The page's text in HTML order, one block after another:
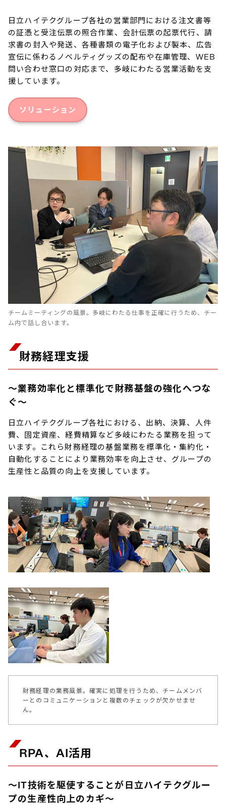
日立ハイテクグループ各社の営業部門における注文書等
の証憑と受注伝票の照合作業、会計伝票の起票代行、請
求書の封入や発送、各種書類の電子化および製本、広告
宣伝に係わるノベルティグッズの配布や在庫管理、WEB
問い合わせ窓口の対応まで、多岐にわたる営業活動を支
援しています。
ソリューション
チームミーティングの風景。多岐にわたる仕事を正確に行うため、チー
ム内で話し合います。
財務経理支援
～業務効率化と標準化で財務基盤の強化へつな
ぐ～
日立ハイテクグループ各社における、出納、決算、人件
費、固定資産、経費精算など多岐にわたる業務を担って
います。これら財務経理の基盤業務を標準化・集約化・
自動化することにより業務効率を向上させ、グループの
生産性と品質の向上を支援しています。
財務経理の業務風景。確実に処理を行うため、チームメンバ
ーとのコミュニケーションと複数のチェックが欠かせませ
ん。
RPA、AI活用
～IT技術を駆使することが日立ハイテクグルー
プの生産性向上のカギ～